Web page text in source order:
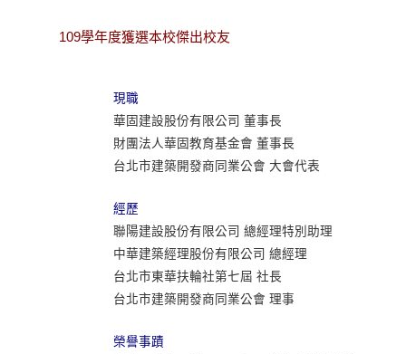
109學年度獲選本校傑出校友
現職
華固建設股份有限公司 董事長
財團法人華固教育基金會 董事長
台北市建築開發商同業公會 大會代表
經歷
聯陽建設股份有限公司 總經理特別助理
中華建築經理股份有限公司 總經理
台北市東華扶輪社第七屆 社長
台北市建築開發商同業公會 理事
榮譽事蹟